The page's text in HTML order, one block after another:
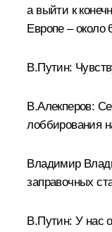
а выйти к
Европе – около
В.Путин:
В.Алекперов:
лоббирования
Владимир
заправочных
В.Путин: У нас